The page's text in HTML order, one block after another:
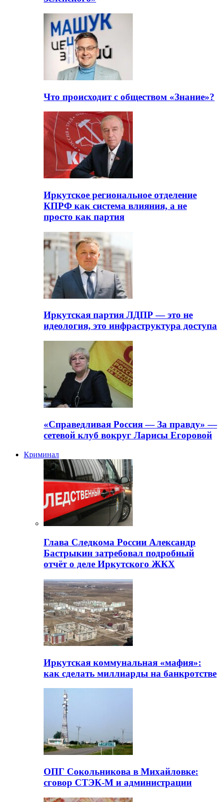
Что происходит с обществом «Знание»?
Иркутское региональное отделение
КПРФ как система влияния, а не
просто как партия
Иркутская партия ЛДПР — это не
идеология, это инфраструктура доступа
«Справедливая Россия — За правду» —
сетевой клуб вокруг Ларисы Егоровой
Криминал
Глава Следкома России Александр
Бастрыкин затребовал подробный
отчёт о деле Иркутского ЖКХ
Иркутская коммунальная «мафия»:
как сделать миллиарды на банкротстве
ОПГ Сокольникова в Михайловке:
сговор СТЭК-М и администрации